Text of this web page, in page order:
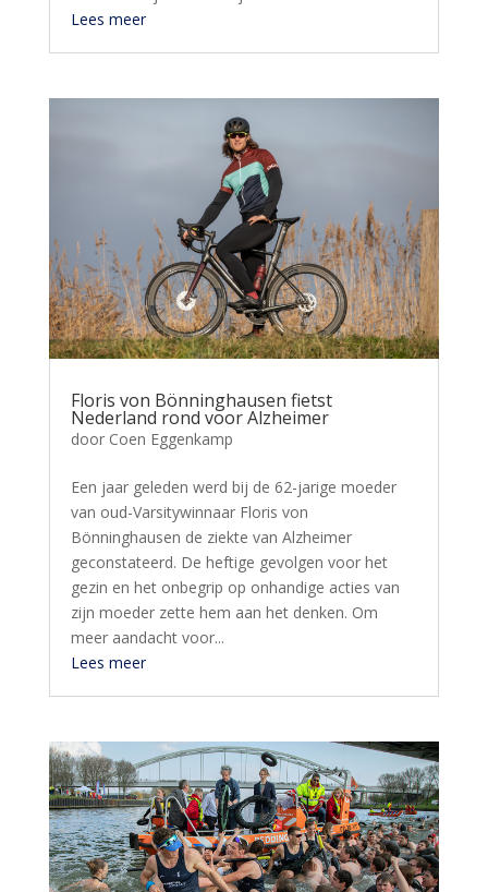
Lees meer
Floris von Bönninghausen fietst
Nederland rond voor Alzheimer
door Coen Eggenkamp
Een jaar geleden werd bij de 62-jarige moeder
van oud-Varsitywinnaar Floris von
Bönninghausen de ziekte van Alzheimer
geconstateerd. De heftige gevolgen voor het
gezin en het onbegrip op onhandige acties van
zijn moeder zette hem aan het denken. Om
meer aandacht voor...
Lees meer